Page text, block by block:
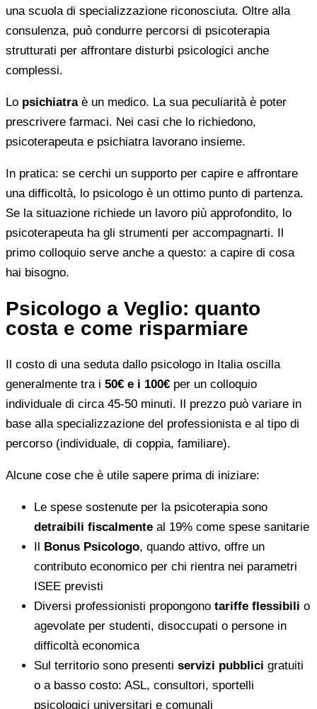
una scuola di specializzazione riconosciuta. Oltre alla
consulenza, può condurre percorsi di psicoterapia
strutturati per affrontare disturbi psicologici anche
complessi.
Lo psichiatraè un medico. La sua peculiarità è poter
prescrivere farmaci. Nei casi che lo richiedono,
psicoterapeuta e psichiatra lavorano insieme.
In pratica: se cerchi un supporto per capire e affrontare
una difficoltà, lo psicologo è un ottimo punto di partenza.
Se la situazione richiede un lavoro più approfondito, lo
psicoterapeuta ha gli strumenti per accompagnarti. Il
primo colloquio serve anche a questo: a capire di cosa
hai bisogno.
Psicologo a Veglio: quanto
costa e come risparmiare
Il costo di una seduta dallo psicologo in Italia oscilla
generalmente tra i 50€ e i 100€ per un colloquio
individuale di circa 45-50 minuti. Il prezzo può variare in
base alla specializzazione del professionista e al tipo di
percorso (individuale, di coppia, familiare).
Alcune cose che è utile sapere prima di iniziare:
Le spese sostenute per la psicoterapia sono
detraibili fiscalmente al 19% come spese sanitarie
Il Bonus Psicologo, quando attivo, offre un
contributo economico per chi rientra nei parametri
ISEE previsti
Diversi professionisti propongono tariffe flessibili o
agevolate per studenti, disoccupati o persone in
difficoltà economica
Sul territorio sono presenti servizi pubblici gratuiti
o a basso costo: ASL, consultori, sportelli
psicologici universitari e comunali